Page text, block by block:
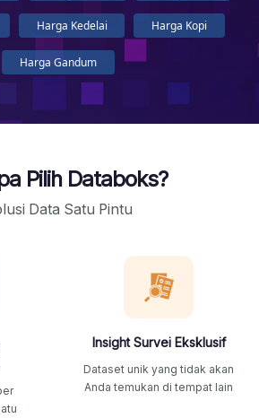
Harga Kedelai Harga Kopi
Harga Gandum
Pilih Databoks?
Data Satu Pintu
Insight Survei Eksklusif
Dataset unik yang tidak akan
Anda temukan di tempat lain